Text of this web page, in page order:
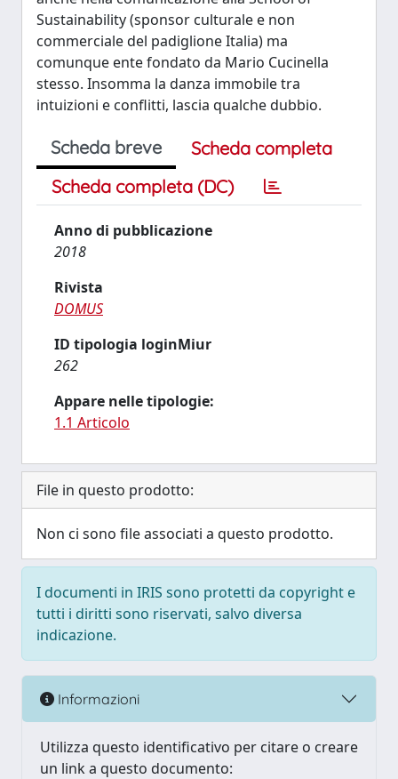
Sustainability (sponsor culturale e non
commerciale del padiglione Italia) ma
comunque ente fondato da Mario Cucinella
stesso. Insomma la danza immobile tra
intuizioni e conflitti, lascia qualche dubbio.
Scheda breve
Scheda completa
Scheda completa (DC)
Anno di pubblicazione
2018
Rivista
DOMUS
ID tipologia loginMiur
262
Appare nelle tipologie:
1.1 Articolo
File in questo prodotto:
Non ci sono file associati a questo prodotto.
I documenti in IRIS sono protetti da copyright e
tutti i diritti sono riservati, salvo diversa
indicazione.
Informazioni
Utilizza questo identificativo per citare o creare
un link a questo documento: